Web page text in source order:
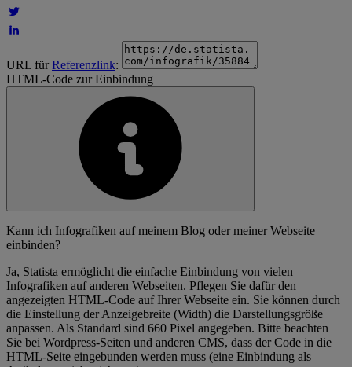
URL fürReferenzlink:
HTML-Code zur Einbindung
Kann ich Infografiken auf meinem Blog oder meiner Webseite
einbinden?
Ja, Statista ermöglicht die einfache Einbindung von vielen
Infografiken auf anderen Webseiten. Pflegen Sie dafür den
angezeigten HTML-Code auf Ihrer Webseite ein. Sie können durch
die Einstellung der Anzeigebreite (Width) die Darstellungsgröße
anpassen. Als Standard sind 660 Pixel angegeben. Bitte beachten
Sie bei Wordpress-Seiten und anderen CMS, dass der Code in die
HTML-Seite eingebunden werden muss (eine Einbindung als